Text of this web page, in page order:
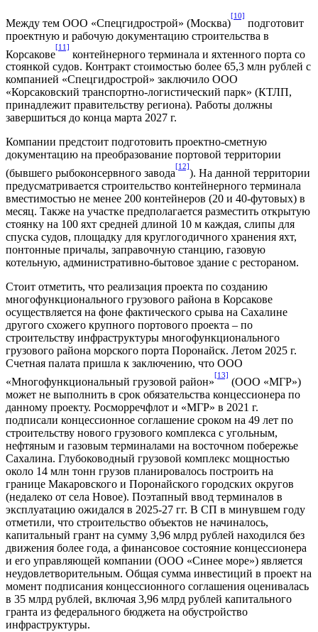
Между тем ООО «Спецгидрострой» (Москва)
[10]
подготовит
проектную и рабочую документацию строительства в
Корсакове
[11]
контейнерного терминала и яхтенного порта со
стоянкой судов. Контракт стоимостью более 65,3 млн рублей с
компанией «Спецгидрострой» заключило ООО
«Корсаковский транспортно-логистический парк» (КТЛП,
принадлежит правительству региона). Работы должны
завершиться до конца марта 2027 г.
Компании предстоит подготовить проектно-сметную
документацию на преобразование портовой территории
(бывшего рыбоконсервного завода
[12]
). На данной территории
предусматривается строительство контейнерного терминала
вместимостью не менее 200 контейнеров (20 и 40-футовых) в
месяц. Также на участке предполагается разместить открытую
стоянку на 100 яхт средней длиной 10 м каждая, слипы для
спуска судов, площадку для круглогодичного хранения яхт,
понтонные причалы, заправочную станцию, газовую
котельную, административно-бытовое здание с рестораном.
Стоит отметить, что реализация проекта по созданию
многофункционального грузового района в Корсакове
осуществляется на фоне фактического срыва на Сахалине
другого схожего крупного портового проекта – по
строительству инфраструктуры многофункционального
грузового района морского порта Поронайск. Летом 2025 г.
Счетная палата пришла к заключению, что ООО
«Многофункциональный грузовой район»
[13]
(ООО «МГР»)
может не выполнить в срок обязательства концессионера по
данному проекту. Росморречфлот и «МГР» в 2021 г.
подписали концессионное соглашение сроком на 49 лет по
строительству нового грузового комплекса с угольным,
нефтяным и газовым терминалами на восточном побережье
Сахалина. Глубоководный грузовой комплекс мощностью
около 14 млн тонн грузов планировалось построить на
границе Макаровского и Поронайского городских округов
(недалеко от села Новое). Поэтапный ввод терминалов в
эксплуатацию ожидался в 2025-27 гг. В СП в минувшем году
отметили, что строительство объектов не начиналось,
капитальный грант на сумму 3,96 млрд рублей находился без
движения более года, а финансовое состояние концессионера
и его управляющей компании (ООО «Синее море») является
неудовлетворительным. Общая сумма инвестиций в проект на
момент подписания концессионного соглашения оценивалась
в 35 млрд рублей, включая 3,96 млрд рублей капитального
гранта из федерального бюджета на обустройство
инфраструктуры.